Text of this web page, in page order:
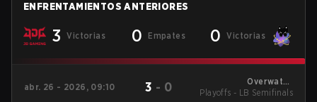
ENFRENTAMIENTOS ANTERIORES
3 Victorias 0 Empates 0 Victorias
abr. 26 - 2026, 09:10 3 - 0
Overwatch
Champions Series -
Playoffs - LB Semifinals